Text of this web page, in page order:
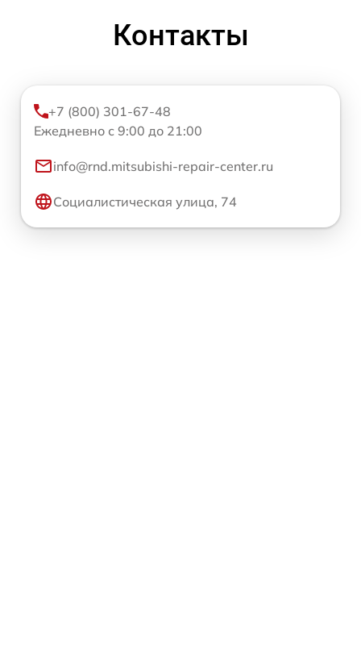
Контакты
+7 (800) 301-67-48
Ежедневно с 9:00 до 21:00
info@rnd.mitsubishi-repair-center.ru
Социалистическая улица, 74